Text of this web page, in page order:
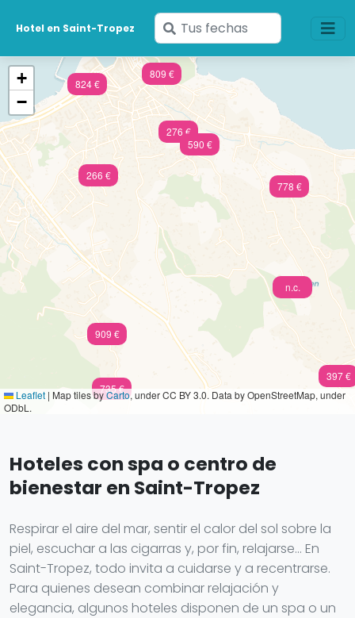
Hotel en Saint-Tropez
Ingresa
tus
fechas
590 €
778 €
735 €
266 €
n.c.
397 €
276 €
824 €
909 €
809 €
+
−
Leaflet | Map tiles byCarto, under CC BY 3.0. Data by OpenStreetMap, under
ODbL.
Hoteles con spa o centro de
bienestar en Saint-Tropez
Respirar el aire del mar, sentir el calor del sol sobre la
piel, escuchar a las cigarras y, por fin, relajarse... En
Saint-Tropez, todo invita a cuidarse y a recentrarse.
Para quienes desean combinar relajación y
elegancia, algunos hoteles disponen de un spa o un